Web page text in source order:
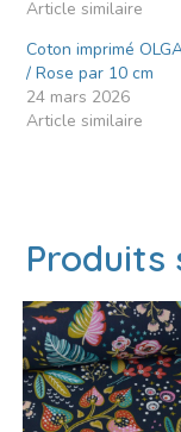
Article similaire
Coton imprimé
/ Rose par 10 cm
24 mars 2026
Article similaire
Produits